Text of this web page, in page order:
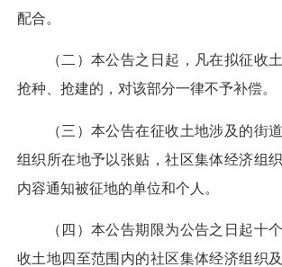
配合。
（二）本公告之日起，凡在拟征收土
抢种、抢建的，对该部分一律不予补偿。
（三）本公告在征收土地涉及的街道
组织所在地予以张贴，社区集体经济组
内容通知被征地的单位和个人。
（四）本公告期限为公告之日起十个
收土地四至范围内的社区集体经济组织